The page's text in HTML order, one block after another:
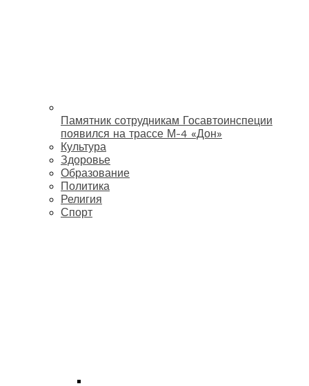
Памятник сотрудникам Госавтоинспеции
появился на трассе М-4 «Дон»
Культура
Здоровье
Образование
Политика
Религия
Спорт